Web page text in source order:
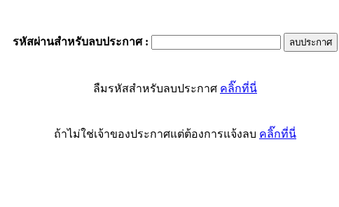
รหัสผ่านสำหรับลบประกาศ:
ลืมรหัสสำหรับลบประกาศ คลิ๊กที่นี่
ถ้าไม่ใช่เจ้าของประกาศแต่ต้องการแจ้งลบ คลิ๊กที่นี่